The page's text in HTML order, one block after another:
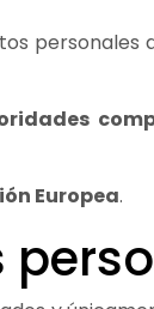
personales
Europea.